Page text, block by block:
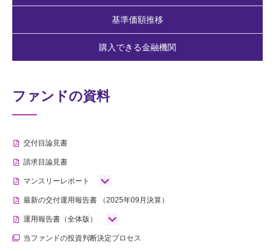
基準価額推移
購入できる金融機関
ファンドの資料
交付目論見書
請求目論見書
マンスリーレポート
最新の交付運用報告書 （2025年09月決算）
運用報告書（全体版）
当ファンドの投資判断決定プロセス